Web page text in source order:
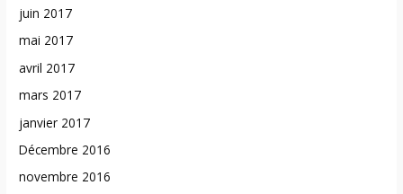
juin 2017
mai 2017
avril 2017
mars 2017
janvier 2017
Décembre 2016
novembre 2016